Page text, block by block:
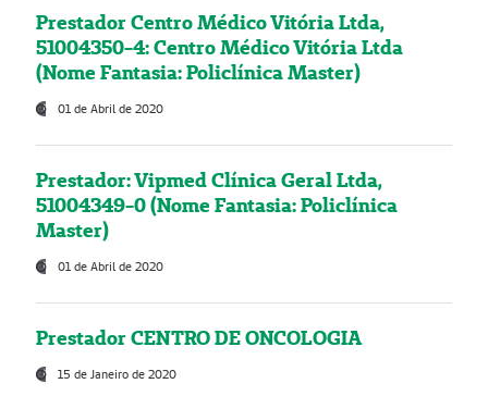
Prestador Centro Médico Vitória Ltda,
51004350-4: Centro Médico Vitória Ltda
(Nome Fantasia: Policlínica Master)
01 de Abril de 2020
Prestador: Vipmed Clínica Geral Ltda,
51004349-0 (Nome Fantasia: Policlínica
Master)
01 de Abril de 2020
Prestador CENTRO DE ONCOLOGIA
15 de Janeiro de 2020